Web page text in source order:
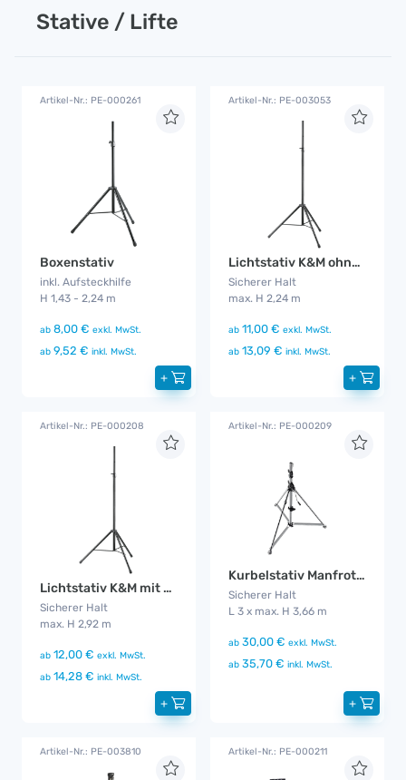
Stative / Lifte
Artikel-Nr.: PE-000261
Boxenstativ
inkl. Aufsteckhilfe
H 1,43 - 2,24 m
ab 8,00 € exkl. MwSt.
ab 9,52 € inkl. MwSt.
+
Artikel-Nr.: PE-003053
Lichtstativ K&M ohne Aufsatz
Sicherer Halt
max. H 2,24 m
ab 11,00 € exkl. MwSt.
ab 13,09 € inkl. MwSt.
+
Artikel-Nr.: PE-000208
Lichtstativ K&M mit Aufsatz
Sicherer Halt
max. H 2,92 m
ab 12,00 € exkl. MwSt.
ab 14,28 € inkl. MwSt.
+
Artikel-Nr.: PE-000209
Kurbelstativ Manfrotty
Sicherer Halt
L 3 x max. H 3,66 m
ab 30,00 € exkl. MwSt.
ab 35,70 € inkl. MwSt.
+
Artikel-Nr.: PE-003810 Artikel-Nr.: PE-000211